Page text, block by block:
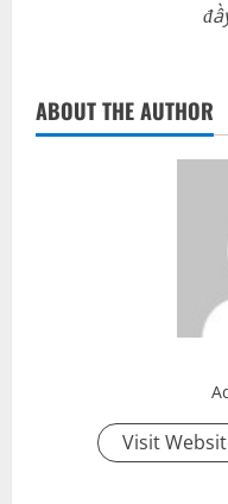
ABOUT THE AUTHOR
Visit